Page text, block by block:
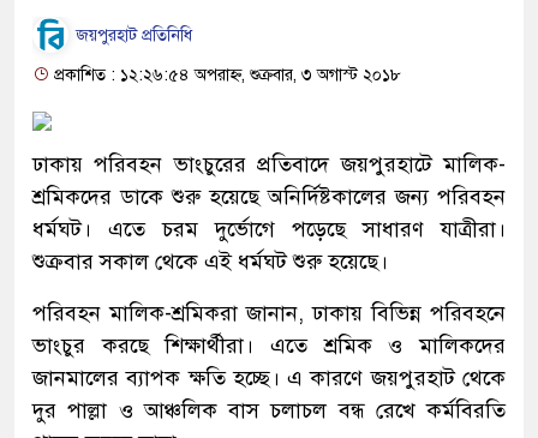
জয়পুরহাট প্রতিনিধি
প্রকাশিত : ১২:২৬:৫৪ অপরাহ্ন, শুক্রবার, ৩ অগাস্ট ২০১৮
ঢাকায় পরিবহন ভাংচুরের প্রতিবাদে জয়পুরহাটে মালিক-
শ্রমিকদের ডাকে শুরু হয়েছে অনির্দিষ্টকালের জন্য পরিবহন
ধর্মঘট। এতে চরম দুর্ভোগে পড়েছে সাধারণ যাত্রীরা।
শুক্রবার সকাল থেকে এই ধর্মঘট শুরু হয়েছে।
পরিবহন মালিক-শ্রমিকরা জানান, ঢাকায় বিভিন্ন পরিবহনে
ভাংচুর করছে শিক্ষার্থীরা। এতে শ্রমিক ও মালিকদের
জানমালের ব্যাপক ক্ষতি হচ্ছে। এ কারণে জয়পুরহাট থেকে
দুর পাল্লা ও আঞ্চলিক বাস চলাচল বন্ধ রেখে কর্মবিরতি